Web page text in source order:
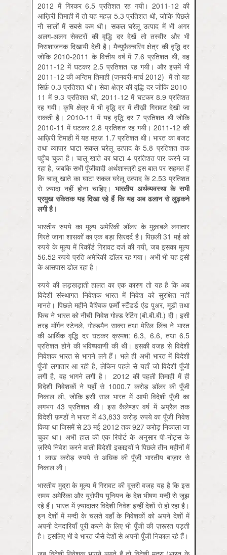
2012 में गिरकर 6.5 प्रतिशत रह गयी। 2011-12 की
आख़िरी तिमाही में तो यह महज़ 5.3 प्रतिशत थी, जोकि पिछले
नौ सालों में सबसे कम थी। सकल घरेलू उत्पाद में भी अगर
अलग-अलग सेक्टरों की वृद्धि दर देखें तो तस्वीर और भी
निराशाजनक दिखायी देती है। मैन्युफ़ैक्चरिंग क्षेत्र की वृद्धि दर
जोकि 2010-2011 के वित्तीय वर्ष में 7.6 प्रतिशत थी, वह
2011-12 में घटकर 2.5 प्रतिशत रह गयी। और इसमें भी
2011-12 की अन्तिम तिमाही (जनवरी-मार्च 2012) में तो यह
सिर्फ़ 0.3 प्रतिशत थी। सेवा क्षेत्र की वृद्धि दर जोकि 2010-
11 में 9.3 प्रतिशत थी, 2011-12 में घटकर 8.9 प्रतिशत
रह गयी। कृषि क्षेत्र में भी वृद्धि दर में तीख़ी गिरावट देखी जा
सकती है। 2010-11 में यह वृद्धि दर 7 प्रतिशत थी जोकि
2010-11 में घटकर 2.8 प्रतिशत रह गयी। 2011-12 की
आख़िरी तिमाही में यह महज़ 1.7 प्रतिशत थी। भारत का बजट
तथा व्यापार घाटा सकल घरेलू उत्पाद के 5.8 प्रतिशत तक
पहुँच चुका है। चालू खाते का घाटा 4 प्रतिशत पार करने जा
रहा है, जबकि सभी पूँजीवादी अर्थशास्त्री इस बात पर सहमत हैं
कि चालू खाते का घाटा सकल घरेलू उत्पाद के 2.53 प्रतिशत
से ज़्यादा नहीं होना चाहिए। भारतीय अर्थव्यवस्था के सभी
प्रमुख संकेतक यह दिखा रहे हैं कि यह अब ढलान से लुढ़कने
लगी है।
भारतीय रुपये का मूल्य अमेरिकी डॉलर के मुक़ाबले लगातार
गिरते जाना शासकों का एक बड़ा सिरदर्द है। पिछली 31 मई को
रुपये के मूल्य में रिकॉर्ड गिरावट दर्ज की गयी, जब इसका मूल्य
56.52 रुपये प्रति अमेरिकी डॉलर रह गया। अभी भी यह इसी
के आसपास डोल रहा है।
रुपये की लड़खड़ाती हालत का एक कारण तो यह है कि अब
विदेशी संस्थागत निवेशक भारत में निवेश को सुरक्षित नहीं
मानते। पिछले महीने वैश्विक फ़र्मों स्टैंडर्ड एंड पुअर, मूडी तथा
फिच ने भारत को नीची निवेश गोल्ड रेटिंग (बी.बी.बी.) दी। इसी
तरह मॉर्गन स्टेनले, गोल्डमैन साक्स तथा मेरिल लिंच ने भारत
की आर्थिक वृद्धि दर घटकर क्रमश: 6.3, 6.6, तथा 6.5
प्रतिशत होने की भविष्यवाणी की थी। इसकी वजह से विदेशी
निवेशक भारत से भागने लगे हैं। भले ही अभी भारत में विदेशी
पूँजी लगातार आ रही है, लेकिन पहले से यहाँ जो विदेशी पूँजी
लगी है, वह भागने लगी है। 2012 की पहली तिमाही में ही
विदेशी निवेशकों ने यहाँ से 1000.7 करोड़ डॉलर की पूँजी
निकाल ली, जोकि इसी साल भारत में आयी विदेशी पूँजी का
लगभग 43 प्रतिशत थी। इस कैलेण्डर वर्ष में अप्रैल तक
विदेशी फ़ण्डों ने भारत में 43,833 करोड़ रुपये का पूँजी निवेश
किया था जिसमें से 23 मई 2012 तक 927 करोड़ निकाला जा
चुका था। अभी हाल की एक रिपोर्ट के अनुसार पी-नोट्स के
ज़रिये निवेश करने वाली विदेशी इकाइयों ने पिछले तीन महीनों में
1 लाख करोड़ रुपये से अधिक की पूँजी भारतीय बाज़ार से
निकाल ली।
भारतीय मुद्रा के मूल्य में गिरावट की दूसरी वजह यह है कि इस
समय अमेरिका और यूरोपीय यूनियन के देश भीषण मन्दी से जूझ
रहे हैं। भारत में ज्‍़यादातर विदेशी निवेश इन्हीं देशों से हो रहा है।
इन देशों में मन्दी के चलते वहाँ के निवेशकों को अपने देशों में
अपनी देनदारियाँ पूरी करने के लिए भी पूँजी की ज़रूरत पड़ती
है। इसलिए भी वे भारत जैसे देशों से अपनी पूँजी निकाल रहे हैं।